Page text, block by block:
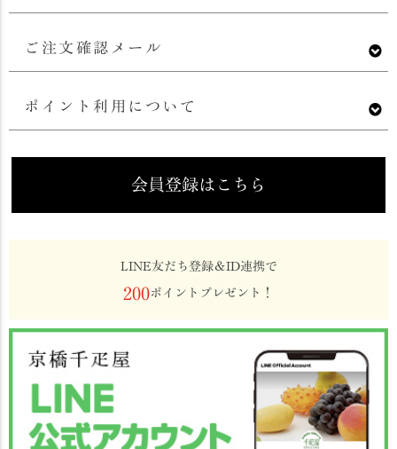
ご注文確認メール
ポイント利用について
会員登録はこちら
LINE友だち登録＆ID連携で
200ポイントプレゼント！